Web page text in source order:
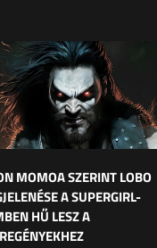
MOMOA SZERINT LOBO
A SUPERGIRL-
HŰ LESZ A